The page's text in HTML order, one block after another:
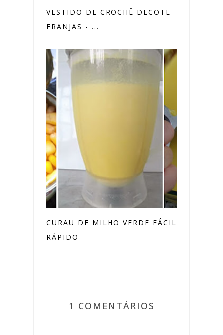
VESTIDO DE CROCHÊ DECOTE
FRANJAS - ...
CURAU DE MILHO VERDE FÁCIL E
RÁPIDO
1 COMENTÁRIOS